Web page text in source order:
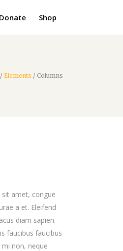
Donate Shop
/ Elements / Columns
amet, congue
a et. Eleifend
diam sapien.
faucibus faucibus
non, neque